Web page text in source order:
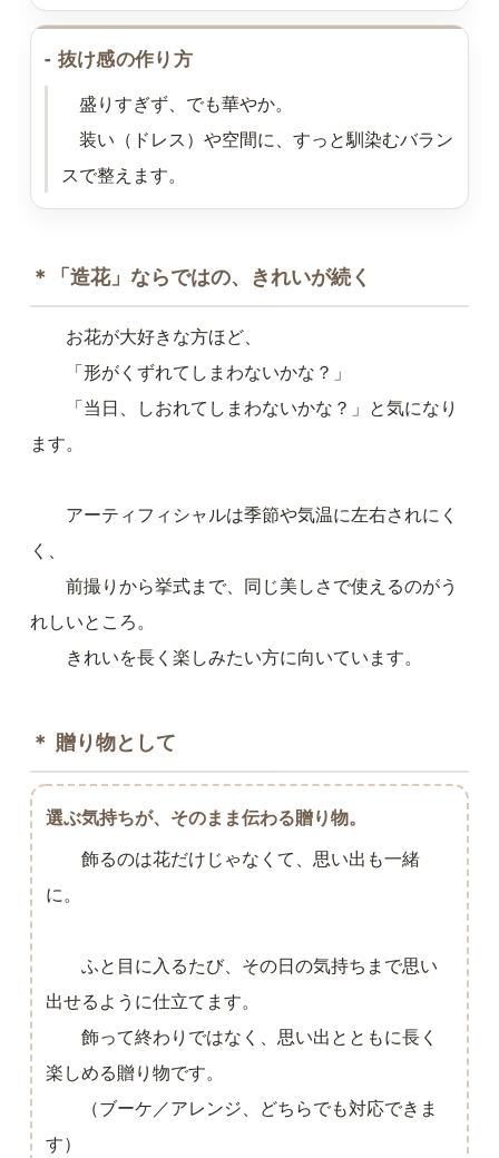
- 抜け感の作り方
盛りすぎず、でも華やか。
装い（ドレス）や空間に、すっと馴染むバラン
スで整えます。
＊「造花」ならではの、きれいが続く
お花が大好きな方ほど、
「形がくずれてしまわないかな？」
「当日、しおれてしまわないかな？」と気になり
ます。
アーティフィシャルは季節や気温に左右されにく
く、
前撮りから挙式まで、同じ美しさで使えるのがう
れしいところ。
きれいを長く楽しみたい方に向いています。
＊ 贈り物として
選ぶ気持ちが、そのまま伝わる贈り物。
飾るのは花だけじゃなくて、思い出も一緒
に。
ふと目に入るたび、その日の気持ちまで思い
出せるように仕立てます。
飾って終わりではなく、思い出とともに長く
楽しめる贈り物です。
（ブーケ／アレンジ、どちらでも対応できま
す）